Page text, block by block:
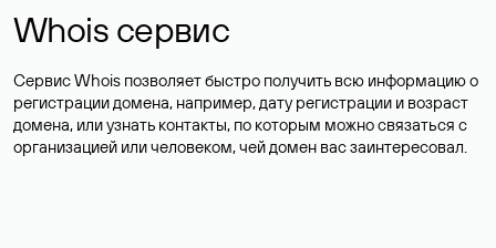
Whois сервис
Сервис Whois позволяет быстро получить всю информацию о
регистрации домена, например, дату регистрации и возраст
домена, или узнать контакты, по которым можно связаться с
организацией или человеком, чей домен вас заинтересовал.